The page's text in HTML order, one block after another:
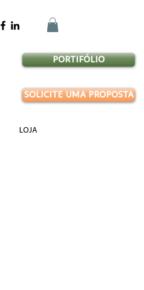
PORTIFÓLIO
SOLICITE UMA PROPOSTA
LOJA